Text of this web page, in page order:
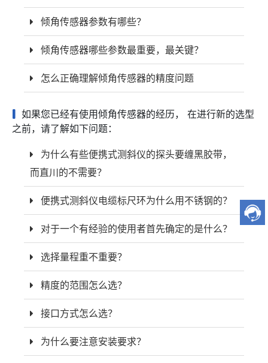
倾角传感器参数有哪些？
倾角传感器哪些参数最重要，最关键？
怎么正确理解倾角传感器的精度问题
如果您已经有使用倾角传感器的经历， 在进行新的选型
之前，请了解如下问题：
为什么有些便携式测斜仪的探头要缠黑胶带，
而直川的不需要？
便携式测斜仪电缆标尺环为什么用不锈钢的？
对于一个有经验的使用者首先确定的是什么？
选择量程重不重要？
精度的范围怎么选？
接口方式怎么选？
为什么要注意安装要求？